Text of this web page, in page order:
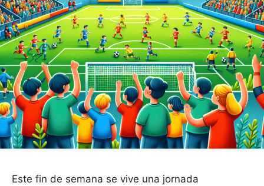
Este fin de semana se vive una jornada